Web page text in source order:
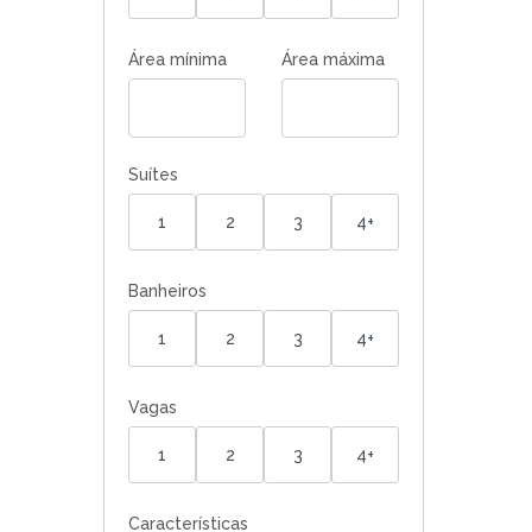
Área mínima Área máxima
Suítes
1 2 3 4+
Banheiros
1 2 3 4+
Vagas
1 2 3 4+
Características